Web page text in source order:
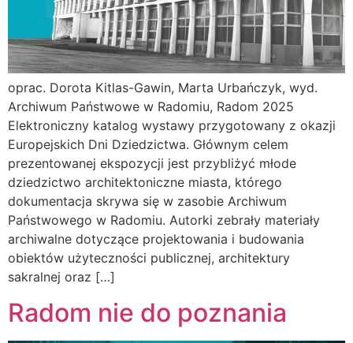
oprac. Dorota Kitlas-Gawin, Marta Urbańczyk, wyd.
Archiwum Państwowe w Radomiu, Radom 2025
Elektroniczny katalog wystawy przygotowany z okazji
Europejskich Dni Dziedzictwa. Głównym celem
prezentowanej ekspozycji jest przybliżyć młode
dziedzictwo architektoniczne miasta, którego
dokumentacja skrywa się w zasobie Archiwum
Państwowego w Radomiu. Autorki zebrały materiały
archiwalne dotyczące projektowania i budowania
obiektów użyteczności publicznej, architektury
sakralnej oraz […]
Radom nie do poznania